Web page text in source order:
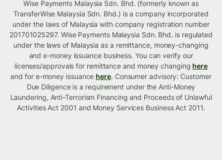
Wise Payments Malaysia Sdn. Bhd. (formerly known as
TransferWise Malaysia Sdn. Bhd.) is a company incorporated
under the laws of Malaysia with company registration number
201701025297. Wise Payments Malaysia Sdn. Bhd. is regulated
under the laws of Malaysia as a remittance, money-changing
and e-money issuance business. You can verify our
licenses/approvals for remittance and money changing here
and for e-money issuance here. Consumer advisory: Customer
Due Diligence is a requirement under the Anti-Money
Laundering, Anti-Terrorism Financing and Proceeds of Unlawful
Activities Act 2001 and Money Services Business Act 2011.